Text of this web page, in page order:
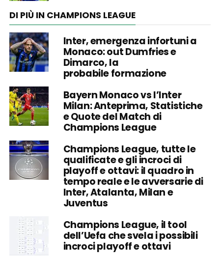
DI PIÙ IN CHAMPIONS LEAGUE
Inter, emergenza infortuni a
Monaco: out Dumfries e
Dimarco, la
probabile formazione
Bayern Monaco vs l’Inter
Milan: Anteprima, Statistiche
e Quote del Match di
Champions League
Champions League, tutte le
qualificate e gli incroci di
playoff e ottavi: il quadro in
tempo reale e le avversarie di
Inter, Atalanta, Milan e
Juventus
Champions League, il tool
dell’Uefa che svela i possibili
incroci playoff e ottavi